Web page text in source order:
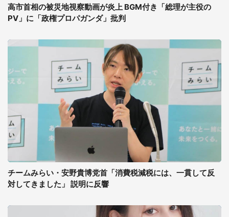
高市首相の被災地視察動画が炎上 BGM付き「総理が主役の
PV」に「政権プロパガンダ」批判
チームみらい・安野貴博党首「消費税減税には、一貫して反
対してきました」 説明に反響